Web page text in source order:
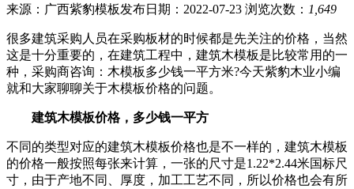
来源：广西紫豹模板发布日期：2022-07-23 浏览次数： 1,649
很多建筑采购人员在采购板材的时候都是先关注的价格，当然
这是十分重要的，在建筑工程中，建筑木模板是比较常用的一
种，采购商咨询：木模板多少钱一平方米?今天紫豹木业小编
就和大家聊聊关于木模板价格的问题。
建筑木模板价格，多少钱一平方
不同的类型对应的建筑木模板价格也是不一样的，建筑木模板
的价格一般按照每张来计算，一张的尺寸是1.22*2.44米国标尺
寸，由于产地不同、厚度，加工工艺不同，所以价格也会有所